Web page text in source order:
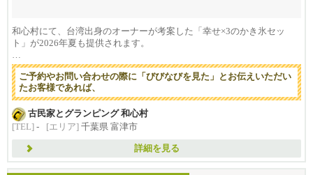
和心村にて、台湾出身のオーナーが考案した「幸せ×3のかき氷セッ
ト」が2026年夏も提供されます。
【提供期...
ご予約やお問い合わせの際に「びびなびを見た」とお伝えいただい
たお客様であれば、
古民家とグランピング 和心村
[TEL] - [エリア] 千葉県 富津市
詳細を見る